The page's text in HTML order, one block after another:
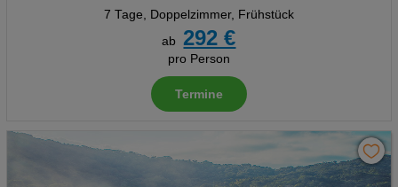
7 Tage, Doppelzimmer, Frühstück
ab
292 €
pro Person
Termine